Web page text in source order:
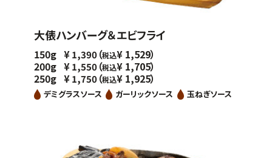
大俵ハンバーグ＆エビフライ
150g ¥1,390（税込¥1,529）
200g ¥1,550（税込¥1,705）
250g ¥1,750（税込¥1,925）
デミグラスソース ガーリックソース 玉ねぎソース